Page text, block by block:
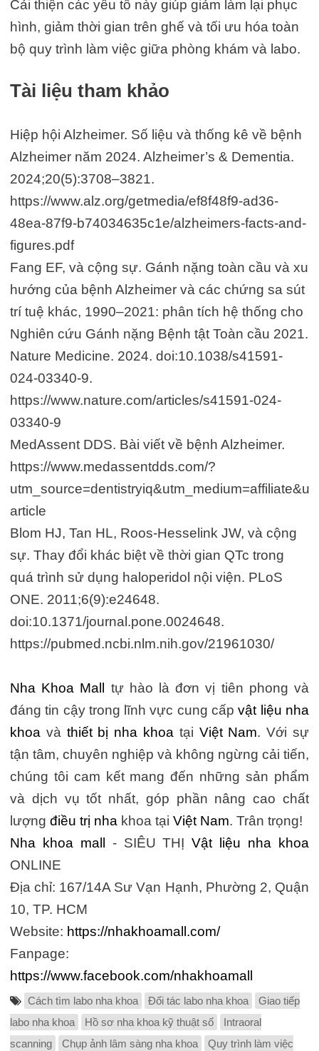
Cải thiện các yếu tố này giúp giảm làm lại phục
hình, giảm thời gian trên ghế và tối ưu hóa toàn
bộ quy trình làm việc giữa phòng khám và labo.
Tài liệu tham khảo
Hiệp hội Alzheimer. Số liệu và thống kê về bệnh
Alzheimer năm 2024. Alzheimer’s & Dementia.
2024;20(5):3708–3821.
https://www.alz.org/getmedia/ef8f48f9-ad36-
48ea-87f9-b74034635c1e/alzheimers-facts-and-
figures.pdf
Fang EF, và cộng sự. Gánh nặng toàn cầu và xu
hướng của bệnh Alzheimer và các chứng sa sút
trí tuệ khác, 1990–2021: phân tích hệ thống cho
Nghiên cứu Gánh nặng Bệnh tật Toàn cầu 2021.
Nature Medicine. 2024. doi:10.1038/s41591-
024-03340-9.
https://www.nature.com/articles/s41591-024-
03340-9
MedAssent DDS. Bài viết về bệnh Alzheimer.
https://www.medassentdds.com/?
article
Blom HJ, Tan HL, Roos-Hesselink JW, và cộng
sự. Thay đổi khác biệt về thời gian QTc trong
quá trình sử dụng haloperidol nội viện. PLoS
ONE. 2011;6(9):e24648.
doi:10.1371/journal.pone.0024648.
https://pubmed.ncbi.nlm.nih.gov/21961030/
Nha Khoa Mall tự hào là đơn vị tiên phong và
đáng tin cậy trong lĩnh vực cung cấpvật liệu nha
khoa và thiết bị nha khoa tại Việt Nam. Với sự
tận tâm, chuyên nghiệp và không ngừng cải tiến,
chúng tôi cam kết mang đến những sản phẩm
và dịch vụ tốt nhất, góp phần nâng cao chất
lượng điều trị nha khoa tại Việt Nam. Trân trọng!
Nha khoa mall
- SIÊU THỊVật liệu nha khoa
ONLINE
Địa chỉ: 167/14A Sư Vạn Hạnh, Phường 2, Quận
10, TP. HCM
Website: https://nhakhoamall.com/
Fanpage:
https://www.facebook.com/nhakhoamall
Cách tìm labo nha khoa Đối tác labo nha khoa
Giao tiếp
labo nha khoa
Hồ sơ nha khoa kỹ thuật số
Intraoral
scanning
Chụp ảnh lâm sàng nha khoa
Quy trình làm việc